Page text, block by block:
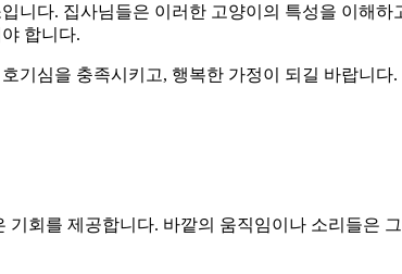
니다. 집사님들은 이러한 고양이의 특성을 이해하
합니다.
기심을 충족시키고, 행복한 가정이 되길 바랍니다.
회를 제공합니다. 바깥의 움직임이나 소리들은 그